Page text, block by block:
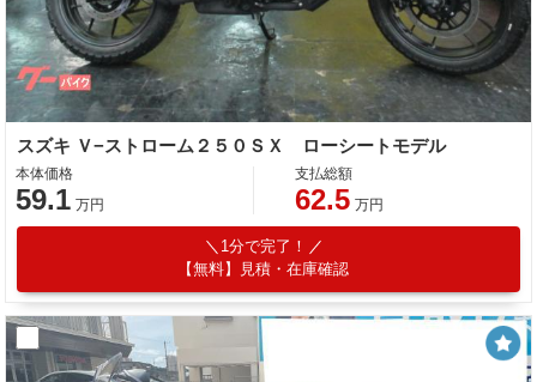
スズキ Ｖ−ストローム２５０ＳＸ ローシートモデル
本体価格
59.1 万円
支払総額
62.5 万円
1分で完了！
【無料】見積・在庫確認